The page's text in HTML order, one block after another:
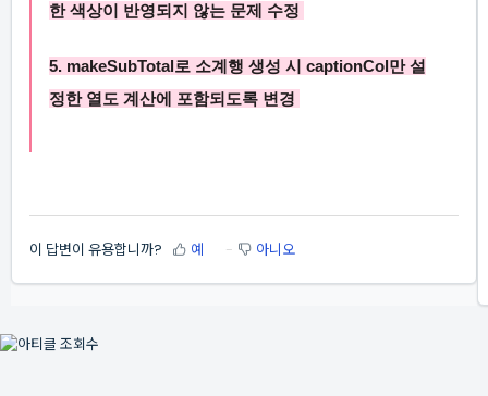
한 색상이 반영되지 않는 문제 수정
5. makeSubTotal로 소계행 생성 시 captionCol만 설
정한 열도 계산에 포함되도록 변경
이 답변이 유용합니까? 예 아니오